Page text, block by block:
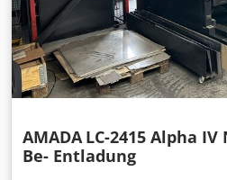
AMADA LC-2415 Alpha
Be- Entladung